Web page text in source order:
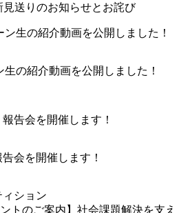
見送りのお知らせとお詫び
の紹介動画を公開しました！
会を開催します！
ィション